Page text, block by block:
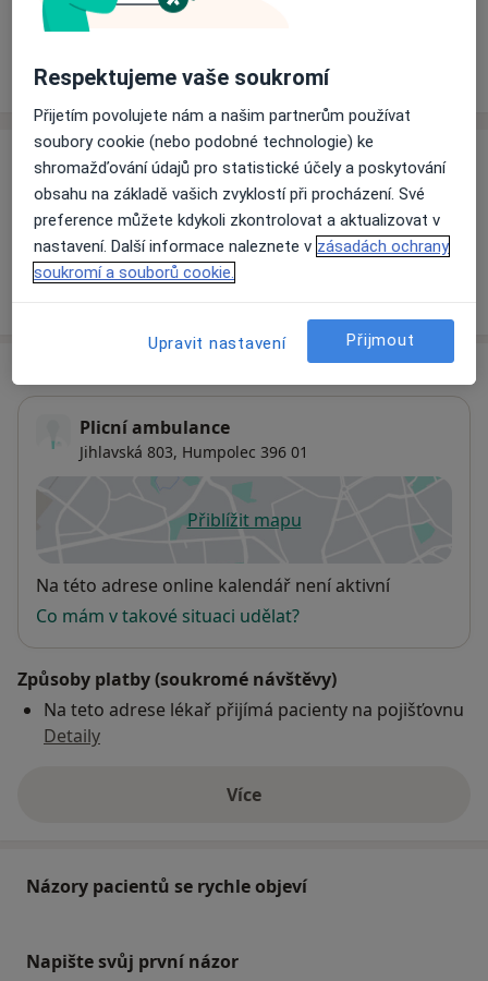
Ceník Adresy Názory pacientů
Ceník
Informace o službách a cenách nejsou k dispozici
Tento specialista ještě nepřidával žádné informace o
svých službách.
Plicní ambulance
Jihlavská 803, Humpolec 396 01
Přiblížit mapuse otevře v nové záložce
Dostupnost
Na této adrese online kalendář není aktivní
Co mám v takové situaci udělat?
Způsoby platby (soukromé návštěvy)
Na teto adrese lékař přijímá pacienty na pojišťovnu
Detaily
Víceo adrese
Názory pacientů se rychle objeví
Napište svůj první názor
Respektujeme vaše soukromí
Přijetím povolujete nám a našim partnerům používat
soubory cookie (nebo podobné technologie) ke
shromažďování údajů pro statistické účely a poskytování
obsahu na základě vašich zvyklostí při procházení. Své
preference můžete kdykoli zkontrolovat a aktualizovat v
nastavení. Další informace naleznete v zásadách ochrany
soukromí a souborů cookie.
Upravit nastavení Přijmout